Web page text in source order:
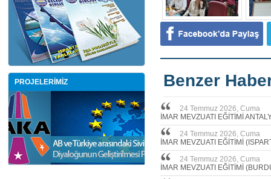
PROJELERİMİZ Benzer
24 Temmuz 2026, Cuma
İMAR MEVZUATI EĞİTİMİ
24 Temmuz 2026, Cuma
İMAR MEVZUATI EĞİTİMİ
24 Temmuz 2026, Cuma
İMAR MEVZUATI EĞİTİMİ